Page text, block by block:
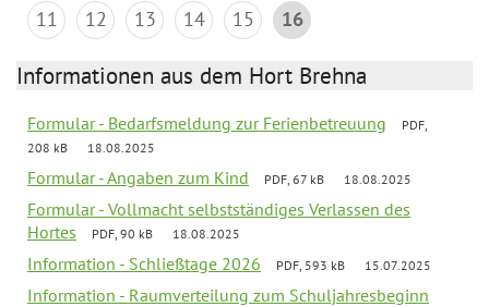
11
12 13 14 15 16
Informationen aus dem Hort Brehna
Formular - Bedarfsmeldung zur Ferienbetreuung
PDF,
208 kB
18.08.2025
Formular - Angaben zum Kind PDF, 67 kB 18.08.2025
Formular - Vollmacht selbstständiges Verlassen des
Hortes
PDF, 90 kB 18.08.2025
Information - Schließtage 2026 PDF, 593 kB 15.07.2025
Information - Raumverteilung zum Schuljahresbeginn